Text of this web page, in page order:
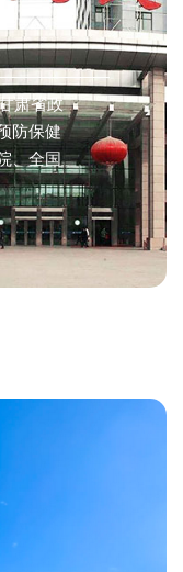
肃省政
防保健
、全国